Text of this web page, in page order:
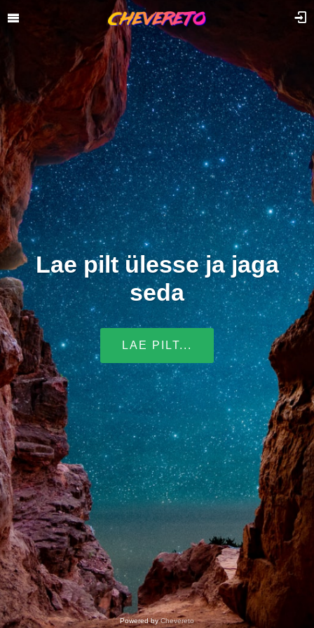
Lae pilt ülesse ja jaga
seda
LAE PILT...
Powered byChevereto